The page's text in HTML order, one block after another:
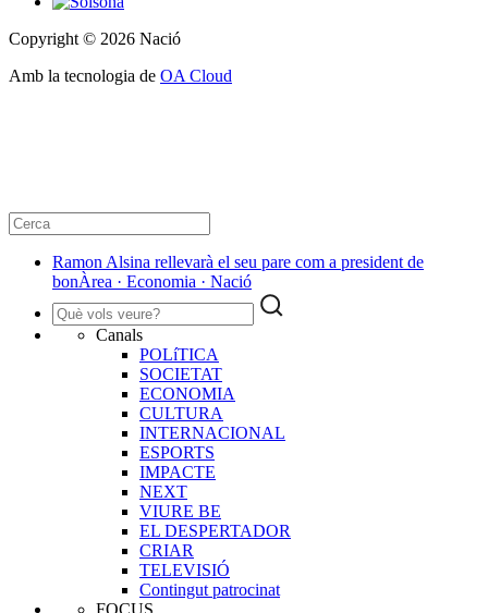
Copyright © 2026 Nació
Amb la tecnologia de OA Cloud
Ramon Alsina rellevarà el seu pare com a president de
bonÀrea · Economia · Nació
Canals
POLíTICA
SOCIETAT
ECONOMIA
CULTURA
INTERNACIONAL
ESPORTS
IMPACTE
NEXT
VIURE BE
EL DESPERTADOR
CRIAR
TELEVISIÓ
Contingut patrocinat
FOCUS